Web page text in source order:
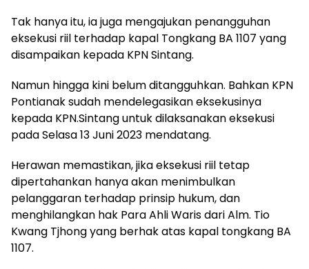
Tak hanya itu, ia juga mengajukan penangguhan
eksekusi riil terhadap kapal Tongkang BA 1107 yang
disampaikan kepada KPN Sintang.
Namun hingga kini belum ditangguhkan. Bahkan KPN
Pontianak sudah mendelegasikan eksekusinya
kepada KPN.Sintang untuk dilaksanakan eksekusi
pada Selasa 13 Juni 2023 mendatang.
Herawan memastikan, jika eksekusi riil tetap
dipertahankan hanya akan menimbulkan
pelanggaran terhadap prinsip hukum, dan
menghilangkan hak Para Ahli Waris dari Alm. Tio
Kwang Tjhong yang berhak atas kapal tongkang BA
1107.